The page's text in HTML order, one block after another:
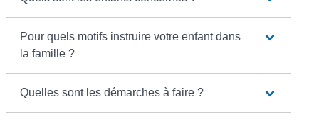
Pour quels motifs instruire votre enfant dans
la famille ?
Quelles sont les démarches à faire ?